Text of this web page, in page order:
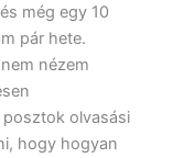
még egy 10
pár hete.
nézem
olvasási
hogy hogyan